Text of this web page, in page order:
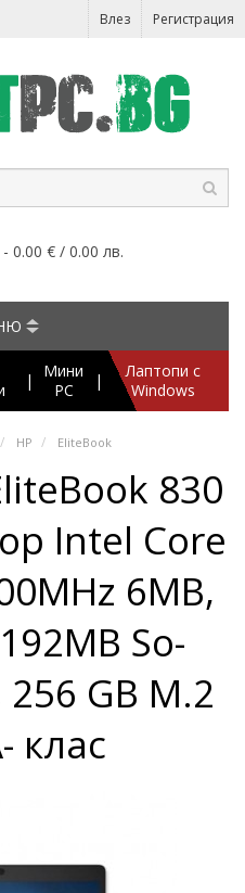
Влез Регистрация
0.00 € / 0.00 лв.
|
Мини
PC
|
Лаптопи с
Windows
HP EliteBook
830
Intel Core
6MB,
So-
GB M.2
клас